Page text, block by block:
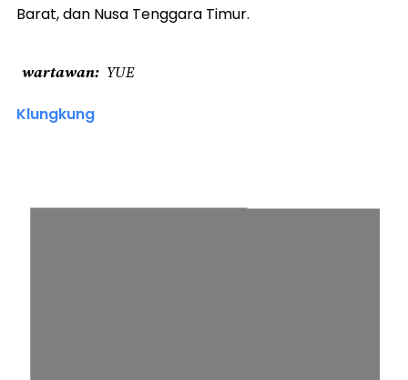
Barat, dan Nusa Tenggara Timur.
wartawan YUE
Klungkung